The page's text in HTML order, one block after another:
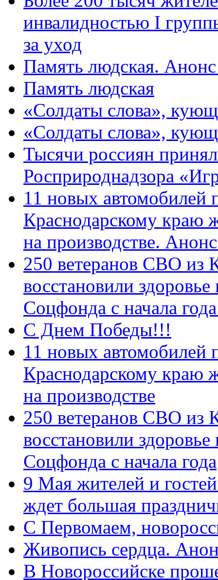
инвалидностью I
за уход
Память людская.
Память людская
«Солдаты слова»,
«Солдаты слова»,
Тысячи россиян
Росприроднадзора
11 новых автомобилей
Краснодарскому краю
на производстве.
250 ветеранов СВО из
восстановили
Соцфонда с начала
С Днем Победы!!!
11 новых автомобилей
Краснодарскому краю
на производстве
250 ветеранов СВО из
восстановили
Соцфонда с начала года
9 Мая жителей и
ждет большая
C Первомаем,
Живопись сердца.
В Новороссийске